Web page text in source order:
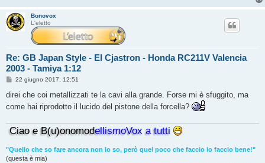
Bonovox
L'eletto
Re: GB Japan Style - El Cjastron - Honda RC211V Valencia
2003 - Tamiya 1:12
M
s
a
i
o
22 giugno 2017, 12:51
direi che coi metallizzati te la cavi alla grande. Forse mi è sfuggito, ma
come hai riprodotto il lucido del pistone della forcella?
Ciao e B(u)onomodellismoVox a tutti
"Quello che so fare ancora non lo so, però quel poco che faccio lo faccio bene!"
(questa è mia)